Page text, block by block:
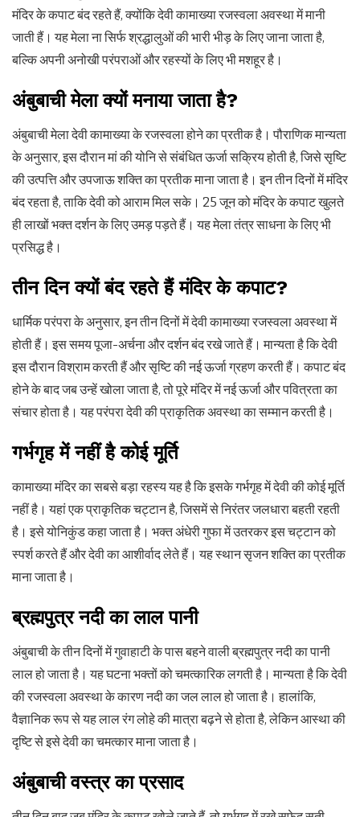
मंदिर के कपाट बंद रहते हैं, क्योंकि देवी कामाख्या रजस्वला अवस्था में मानी
जाती हैं। यह मेला ना सिर्फ श्रद्धालुओं की भारी भीड़ के लिए जाना जाता है,
बल्कि अपनी अनोखी परंपराओं और रहस्यों के लिए भी मशहूर है।
अंबुबाची मेला क्यों मनाया जाता है?
अंबुबाची मेला देवी कामाख्या के रजस्वला होने का प्रतीक है। पौराणिक मान्यता
के अनुसार, इस दौरान मां की योनि से संबंधित ऊर्जा सक्रिय होती है, जिसे सृष्टि
की उत्पत्ति और उपजाऊ शक्ति का प्रतीक माना जाता है। इन तीन दिनों में मंदिर
बंद रहता है, ताकि देवी को आराम मिल सके। 25 जून को मंदिर के कपाट खुलते
ही लाखों भक्त दर्शन के लिए उमड़ पड़ते हैं। यह मेला तंत्र साधना के लिए भी
प्रसिद्ध है।
तीन दिन क्यों बंद रहते हैं मंदिर के कपाट?
धार्मिक परंपरा के अनुसार, इन तीन दिनों में देवी कामाख्या रजस्वला अवस्था में
होती हैं। इस समय पूजा-अर्चना और दर्शन बंद रखे जाते हैं। मान्यता है कि देवी
इस दौरान विश्राम करती हैं और सृष्टि की नई ऊर्जा ग्रहण करती हैं। कपाट बंद
होने के बाद जब उन्हें खोला जाता है, तो पूरे मंदिर में नई ऊर्जा और पवित्रता का
संचार होता है। यह परंपरा देवी की प्राकृतिक अवस्था का सम्मान करती है।
गर्भगृह में नहीं है कोई मूर्ति
कामाख्या मंदिर का सबसे बड़ा रहस्य यह है कि इसके गर्भगृह में देवी की कोई मूर्ति
नहीं है। यहां एक प्राकृतिक चट्टान है, जिसमें से निरंतर जलधारा बहती रहती
है। इसे योनिकुंड कहा जाता है। भक्त अंधेरी गुफा में उतरकर इस चट्टान को
स्पर्श करते हैं और देवी का आशीर्वाद लेते हैं। यह स्थान सृजन शक्ति का प्रतीक
माना जाता है।
ब्रह्मपुत्र नदी का लाल पानी
अंबुबाची के तीन दिनों में गुवाहाटी के पास बहने वाली ब्रह्मपुत्र नदी का पानी
लाल हो जाता है। यह घटना भक्तों को चमत्कारिक लगती है। मान्यता है कि देवी
की रजस्वला अवस्था के कारण नदी का जल लाल हो जाता है। हालांकि,
वैज्ञानिक रूप से यह लाल रंग लोहे की मात्रा बढ़ने से होता है, लेकिन आस्था की
दृष्टि से इसे देवी का चमत्कार माना जाता है।
अंबुबाची वस्त्र का प्रसाद